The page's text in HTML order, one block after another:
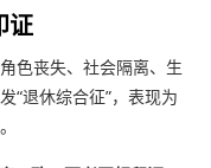
证
色丧失、社会隔离、生
“退休综合征”，表现为